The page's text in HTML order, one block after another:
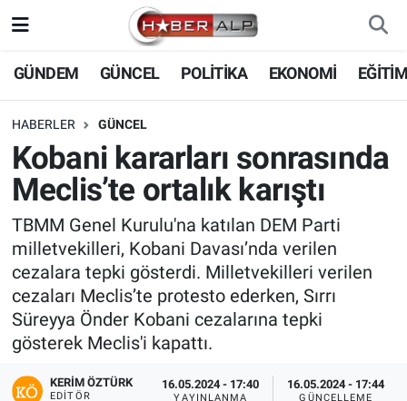
GÜNDEM GÜNCEL POLİTİKA EKONOMİ
HABERLER GÜNCEL
Kobani kararları sonrasında
Meclis’te ortalık karıştı
TBMM Genel Kurulu'na katılan DEM Parti
milletvekilleri, Kobani Davası’nda verilen
cezalara tepki gösterdi. Milletvekilleri verilen
cezaları Meclis’te protesto ederken, Sırrı
Süreyya Önder Kobani cezalarına tepki
gösterek Meclis'i kapattı.
KERIM ÖZTÜRK
EDITÖR
16.05.2024 - 17:40
YAYINLANMA
16.05.2024 - 17:44
GÜNCELLEME
Nöbetçi Eczaneler
Hava Durumu
Trafik Durumu
Tüm Manşetler
Son Dakika Haberleri
Haber Arşivi